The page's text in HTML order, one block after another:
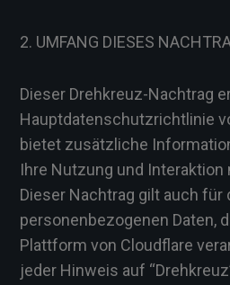
2. UMFANG DIESES
Dieser Drehkreuz-Nachtrag
Hauptdatenschutzrichtlinie
bietet zusätzliche
Ihre Nutzung und Interaktion
Dieser Nachtrag gilt auch für
personenbezogenen Daten,
Plattform von Cloudflare
jeder Hinweis auf